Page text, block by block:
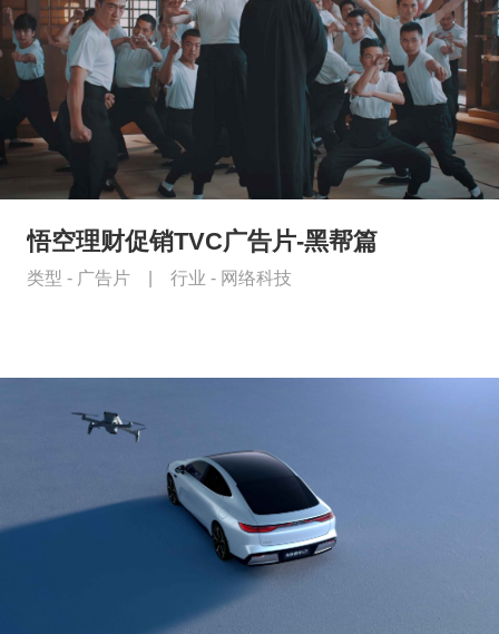
悟空理财促销TVC广告片-黑帮篇
类型 - 广告片 行业 - 网络科技